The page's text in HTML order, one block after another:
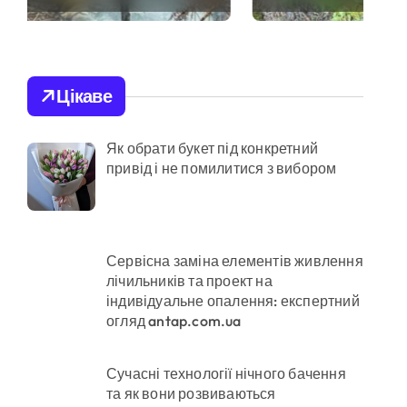
у витратах
прориву до Молдови
забудови під оренду
придатного» за $15 тис.
умовах
займаються
вирубкою лісу
Цікаве
Як обрати букет під конкретний
привід і не помилитися з вибором
Сервісна заміна елементів живлення
лічильників та проект на
індивідуальне опалення: експертний
огляд antap.com.ua
Сучасні технології нічного бачення
та як вони розвиваються